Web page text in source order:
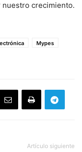
crecimiento.
Mypes
Artículo siguiente